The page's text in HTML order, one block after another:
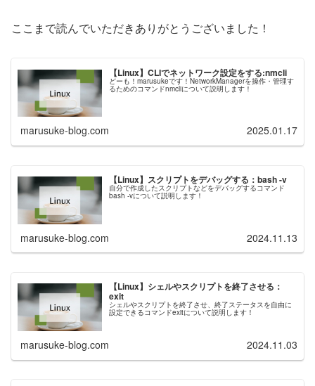
ここまで読んでいただきありがとうございました！
【Linux】CLIでネットワーク設定をする:nmcli
どーも！marusukeです！NetworkManagerを操作・管理す
るためのコマンドnmcliについて説明します！
marusuke-blog.com 2025.01.17
【Linux】スクリプトをデバッグする：bash -v
自分で作成したスクリプトなどをデバッグするコマンド
bash -vについて説明します！
marusuke-blog.com 2024.11.13
【Linux】シェルやスクリプトを終了させる：
exit
シェルやスクリプトを終了させ、終了ステータスを自由に
設定できるコマンドexitについて説明します！
marusuke-blog.com 2024.11.03